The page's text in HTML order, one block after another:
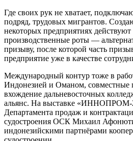
Где своих рук не хватает,
подряд, трудовых мигрантов.
некоторых предприятиях действуют
производственные роты —
призыву, после которой часть
предприятие уже в качестве
Международный контур тоже в
Индонезией и Оманом, совместные
вхождение дальневосточных
альянс. На выставке «ИННОПРОМ-
Департамента продаж и
судостроения ОСК Михаил
индонезийскими партнёрами